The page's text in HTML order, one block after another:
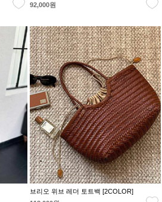
92,000원
브리오 위브 레더 토트백 [2COLOR]